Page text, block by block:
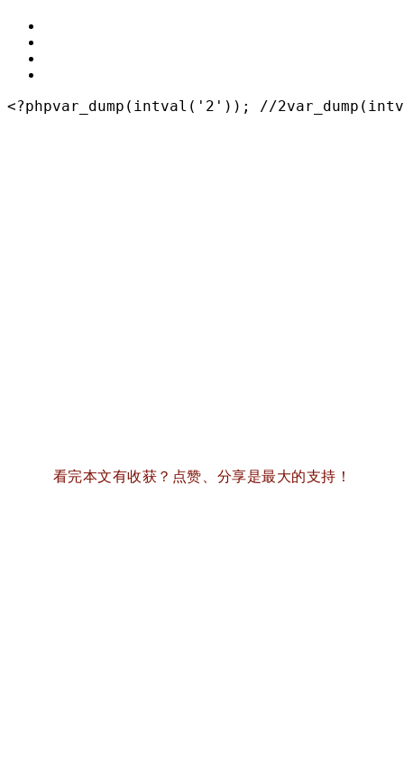
<?phpvar_dump ( intval( '2' )) ; //2
看完本文有收获？ 点赞、分享是最大的支持！